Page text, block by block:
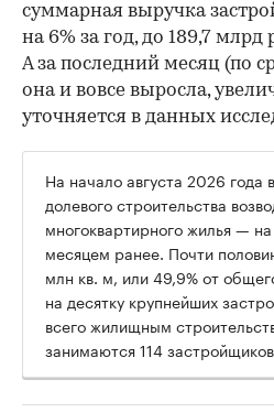
суммарная выручка
на 6% за год, до 189,7 млрд
А за последний месяц (по
она и вовсе выросла,
уточняется в данных
На начало августа 2026 года
долевого строительства
многоквартирного жилья —
месяцем ранее. Почти
млн кв. м, или 49,9% от
на десятку крупнейших
всего жилищным
занимаются 114